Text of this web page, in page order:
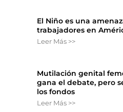
El Niño es una
trabajadores en
Leer Más >>
Mutilación genital
gana el debate, pero
los fondos
Leer Más >>